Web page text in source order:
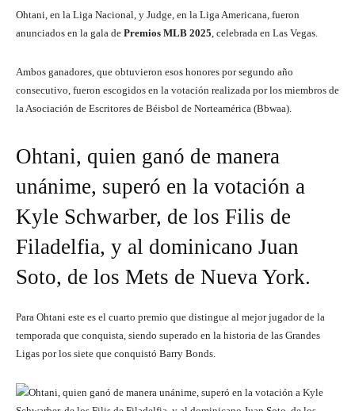
Ohtani, en la Liga Nacional, y Judge, en la Liga Americana, fueron
anunciados en la gala de Premios MLB 2025 , celebrada en Las Vegas.
Ambos ganadores, que obtuvieron esos honores por segundo año
consecutivo, fueron escogidos en la votación realizada por los miembros de
la Asociación de Escritores de Béisbol de Norteamérica (Bbwaa).
Ohtani, quien ganó de manera
unánime, superó en la votación a
Kyle Schwarber, de los Filis de
Filadelfia, y al dominicano Juan
Soto, de los Mets de Nueva York.
Para Ohtani este es el cuarto premio que distingue al mejor jugador de la
temporada que conquista, siendo superado en la historia de las Grandes
Ligas por los siete que conquistó Barry Bonds.